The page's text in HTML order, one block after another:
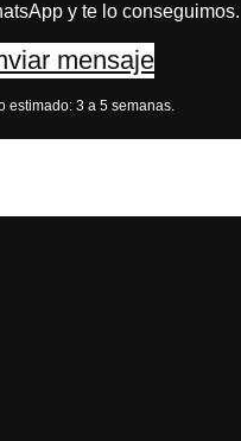
y te lo conseguimos.
mensaje
estimado: 3 a 5 semanas.